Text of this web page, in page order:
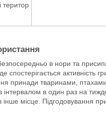
територ
в нори та
спостерігається активність
принади тваринами, птахами
інтервалом в один раз на
інше місце. Підгодовування